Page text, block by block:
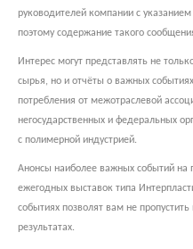
руководителей компании с
поэтому содержание такого
Интерес могут представлять не
сырья, но и отчёты о важных
потребления от межотраслевой
негосударственных и федеральных
с полимерной индустрией.
Анонсы наиболее важных событий на
ежегодных выставок типа
событиях позволят вам не
результатах.